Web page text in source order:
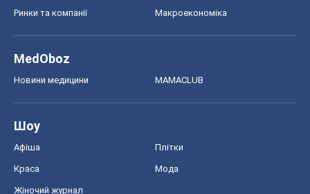
Ринки та компанії Макроекономіка
MedOboz
Новини медицини MAMACLUB
Шоу
Афіша Плітки
Краса Мода
Жіночий журнал